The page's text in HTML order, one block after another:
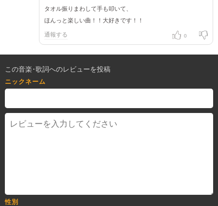
タオル振りまわして手も叩いて、
ほんっと楽しい曲！！大好きです！！
通報する 0
この音楽･歌詞へのレビューを投稿
ニックネーム
性別